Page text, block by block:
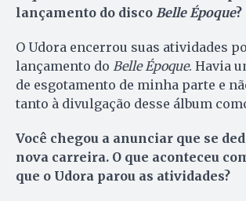
lançamento do disco Belle Époque?
O Udora encerrou suas atividades
lançamento do Belle Époque. Havia
de esgotamento de minha parte e
tanto à divulgação desse álbum
Você chegou a anunciar que se
nova carreira. O que aconteceu
que o Udora parou as atividades?